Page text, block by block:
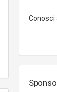
Conosci